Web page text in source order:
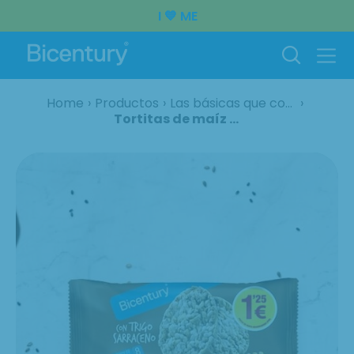
I 💙 ME
Home Productos
Las básicas que combinan con todo
Tortitas de maíz y trigo sarraceno